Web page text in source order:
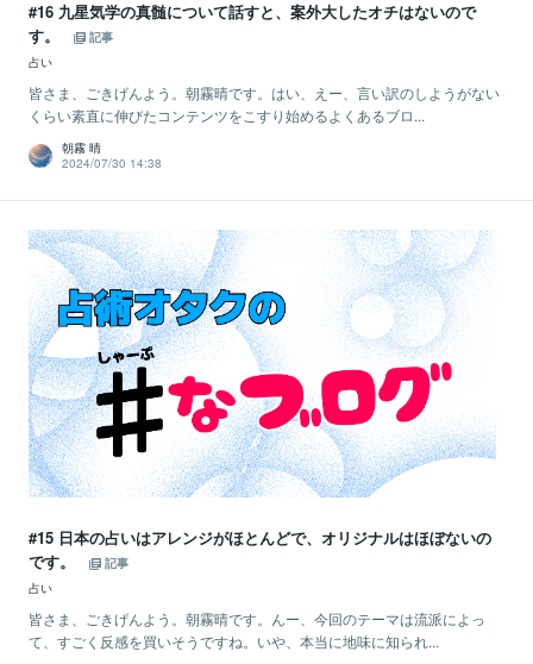
#16 九星気学の真髄について話すと、案外大したオチはないので
す。
記事
占い
皆さま、ごきげんよう。朝霧晴です。はい、えー、言い訳のしようがない
くらい素直に伸びたコンテンツをこすり始めるよくあるブロ...
朝霧 晴
2024/07/30 14:38
#15 日本の占いはアレンジがほとんどで、オリジナルはほぼないの
です。
記事
占い
皆さま、ごきげんよう。朝霧晴です。んー、今回のテーマは流派によっ
て、すごく反感を買いそうですね。いや、本当に地味に知られ...